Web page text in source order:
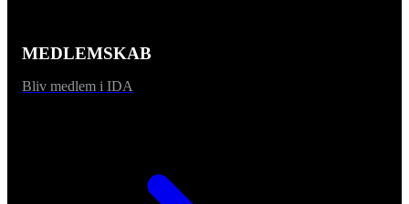
MEDLEMSKAB
Bliv medlem i IDA